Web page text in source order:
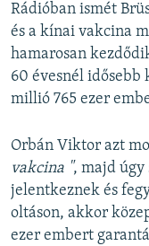
Rádióban ismét
és a kínai vakcina
hamarosan
60 évesnél idősebb
millió 765 ezer
Orbán Viktor azt
vakcina ", majd úgy
jelentkeznek és
oltáson, akkor
ezer embert